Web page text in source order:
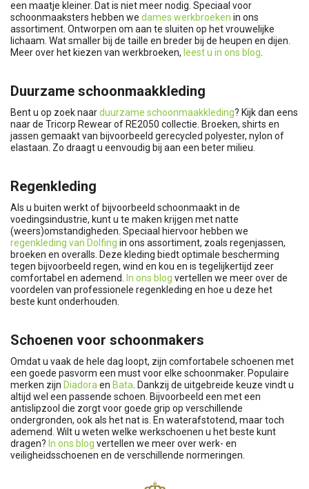
een maatje kleiner. Dat is niet meer nodig. Speciaal voor
schoonmaaksters hebben we dames werkbroeken in ons
assortiment. Ontworpen om aan te sluiten op het vrouwelijke
lichaam. Wat smaller bij de taille en breder bij de heupen en dijen.
Meer over het kiezen van werkbroeken, leest u in ons blog
Duurzame schoonmaakkleding
Bent u op zoek naarduurzame schoonmaakkleding? Kijk dan eens
naar de Tricorp Rewear of RE2050 collectie. Broeken, shirts en
jassen gemaakt van bijvoorbeeld gerecycled polyester, nylon of
elastaan. Zo draagt u eenvoudig bij aan een beter milieu.
Regenkleding
Als u buiten werkt of bijvoorbeeld schoonmaakt in de
voedingsindustrie, kunt u te maken krijgen met natte
(weers)omstandigheden. Speciaal hiervoor hebben we
regenkleding van Dolfing in ons assortiment, zoals regenjassen,
broeken en overalls. Deze kleding biedt optimale bescherming
tegen bijvoorbeeld regen, wind en kou en is tegelijkertijd zeer
comfortabel en ademend. In ons blog vertellen we meer over de
voordelen van professionele regenkleding en hoe u deze het
beste kunt onderhouden.
Schoenen voor schoonmakers
Omdat u vaak de hele dag loopt, zijn comfortabele schoenen met
een goede pasvorm een must voor elke schoonmaker. Populaire
merken zijn Diadora en Bata . Dankzij de uitgebreide keuze vindt u
altijd wel een passende schoen. Bijvoorbeeld een met een
antislipzool die zorgt voor goede grip op verschillende
ondergronden, ook als het nat is. En waterafstotend, maar toch
ademend. Wilt u weten welke werkschoenen u het beste kunt
dragen? In ons blog vertellen we meer over werk- en
veiligheidsschoenen en de verschillende normeringen.